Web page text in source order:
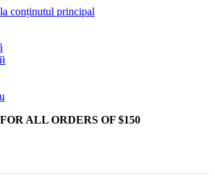
conținutul principal
ALL ORDERS OF $150